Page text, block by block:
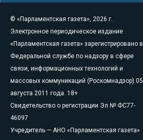
© «Парламентская газета», 2026 г.
Электронное периодическое издание
«Парламентская газета» зарегистрировано в
Федеральной службе по надзору в сфере
связи, информационных технологий и
массовых коммуникаций (Роскомнадзор) 05
августа 2011 года. 18+
Свидетельство о регистрации Эл № ФС77-
46097
Учредитель — АНО «Парламентская газета»